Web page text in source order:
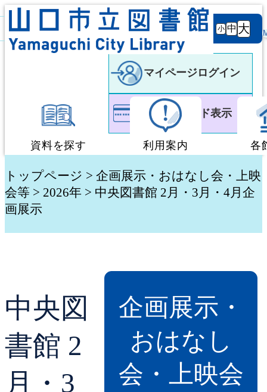
背景
白 黒
文字サ
イズ
小 中 大
マイページログイン
利用者カード表示
資料を探す
蔵書検索・予約
貸出ランキング
予約ランキング
利用案内
図書館利用案内
学校図書館支援サー
ブックスタート体験
レファレンスサービ
好きなおはなしの
各
トップページ > 企画展示・おはなし会・上映
会等 > 2026年 > 中央図書館 2月・3月・4月企
画展示
中央図
書館 2
月・3
企画展示・
おはなし
会・上映会